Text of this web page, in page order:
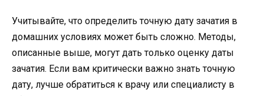
Учитывайте, что определить точную дату зачатия в
домашних условиях может быть сложно. Методы,
описанные выше, могут дать только оценку даты
зачатия. Если вам критически важно знать точную
дату, лучше обратиться к врачу или специалисту в